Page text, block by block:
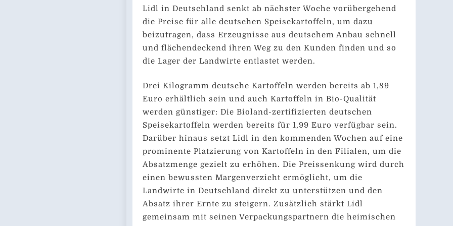
Lidl in Deutschland senkt ab nächster Woche vorübergehend
die Preise für alle deutschen Speisekartoffeln, um dazu
beizutragen, dass Erzeugnisse aus deutschem Anbau schnell
und flächendeckend ihren Weg zu den Kunden finden und so
die Lager der Landwirte entlastet werden.
Drei Kilogramm deutsche Kartoffeln werden bereits ab 1,89
Euro erhältlich sein und auch Kartoffeln in Bio-Qualität
werden günstiger: Die Bioland-zertifizierten deutschen
Speisekartoffeln werden bereits für 1,99 Euro verfügbar sein.
Darüber hinaus setzt Lidl in den kommenden Wochen auf eine
prominente Platzierung von Kartoffeln in den Filialen, um die
Absatzmenge gezielt zu erhöhen. Die Preissenkung wird durch
einen bewussten Margenverzicht ermöglicht, um die
Landwirte in Deutschland direkt zu unterstützen und den
Absatz ihrer Ernte zu steigern. Zusätzlich stärkt Lidl
gemeinsam mit seinen Verpackungspartnern die heimischen